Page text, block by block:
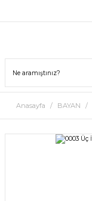
Anasayfa BAYAN